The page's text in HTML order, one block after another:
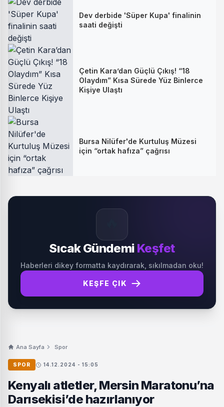
Dev derbide 'Süper Kupa' finalinin
saati değişti
Çetin Kara’dan Güçlü Çıkış! “18
Olaydım” Kısa Sürede Yüz Binlerce
Kişiye Ulaştı
Bursa Nilüfer'de Kurtuluş Müzesi
için “ortak hafıza” çağrısı
Sıcak Gündemi Keşfet
Haberleri dikey formatta kaydırarak, sıkılmadan oku!
KEŞFE ÇIK
Ana Sayfa Spor
SPOR 14.12.2024 - 15:05
Kenyalı atletler, Mersin Maratonu’na
Darısekisi’de hazırlanıyor